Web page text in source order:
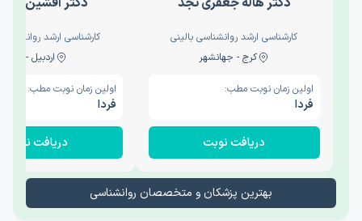
کارشناسی ارشد روانشناسی بالینی
کرج - جهانشهر
اولین زمان نوبت مطب:
فردا
دریافت نوبت
کارشناسی ارشد
اردبیل - والی
اولین زمان نوبت مطب:
فردا
دریافت نوبت
بهترین پزشکان و متخصصان روانشناسی